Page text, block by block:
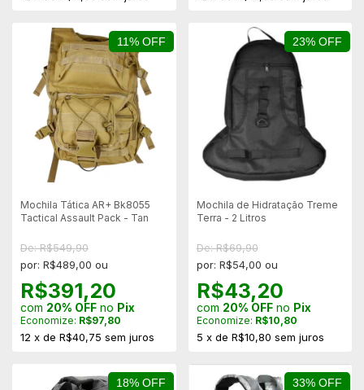
11% OFF
Mochila Tática AR+ Bk8055
Tactical Assault Pack - Tan
De: R$549,90
por: R$489,00 ou
R$391,20
com 20% OFF no Pix
Economize: R$97,80
12 x de R$40,75 sem juros
23% OFF
Mochila de Hidratação Treme
Terra - 2 Litros
De: R$69,90
por: R$54,00 ou
R$43,20
com 20% OFFno Pix
Economize: R$10,80
5 x de R$10,80 sem juros
18% OFF 33% OFF